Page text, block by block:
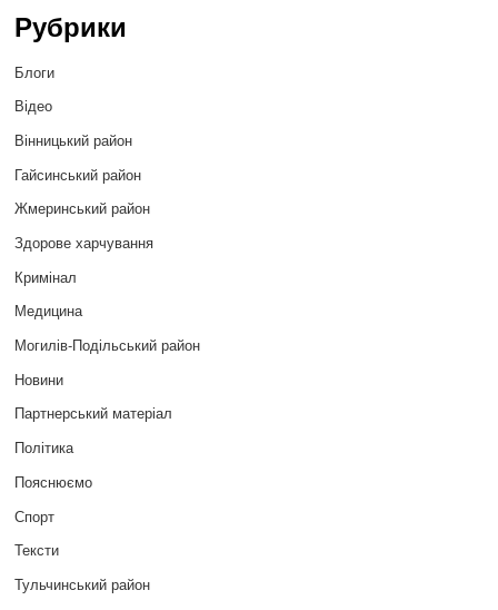
Рубрики
Блоги
Відео
Вінницький район
Гайсинський район
Жмеринський район
Здорове харчування
Кримінал
Медицина
Могилів-Подільський район
Новини
Партнерський матеріал
Політика
Пояснюємо
Спорт
Тексти
Тульчинський район